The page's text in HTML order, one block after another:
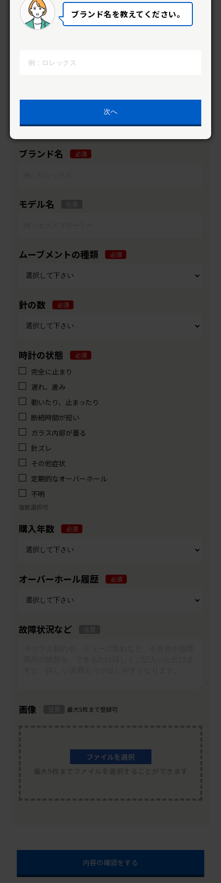
※メ ールアドレスの誤入力が増えております。メールア
ドレスが正しいかご確認をお願い致します。
セイ メイ
ブランド名 必須
モデル名
ムーブメントの種類 必須
針の数 必須
時計の状態 必須
完全に止まり
遅れ、進み
動いたり、止まったり
断続時間が短い
ガラス内部が曇る
針ズレ
その他症状
定期的なオーバーホール
不明
複数選択可
購入年数 必須
オーバーホール履歴 必須
故障状況など
画像 最大5枚まで登録可
ファイルを選択
内容の確認をする
ブランド名を教えてください。
次へ